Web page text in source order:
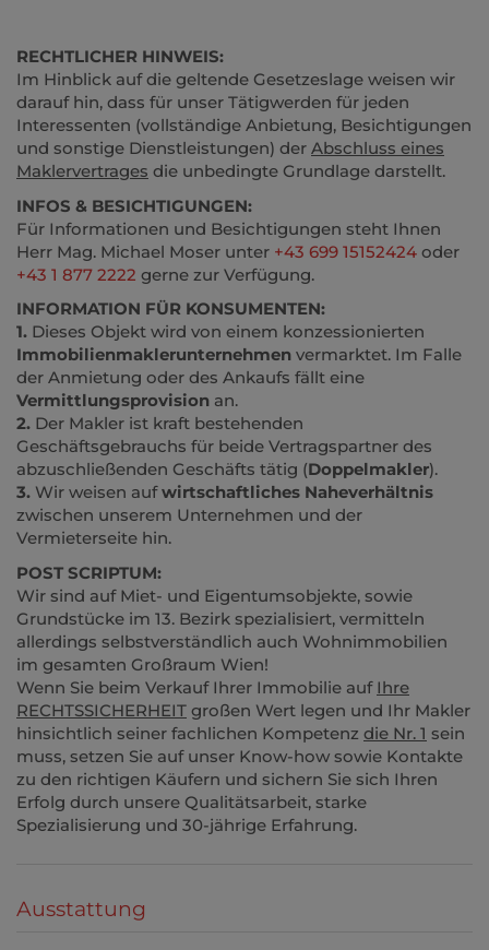
RECHTLICHER HINWEIS:
Im Hinblick auf die geltende Gesetzeslage weisen wir
darauf hin, dass für unser Tätigwerden für jeden
Interessenten (vollständige Anbietung, Besichtigungen
und sonstige Dienstleistungen) der Abschluss eines
Maklervertrages die unbedingte Grundlage darstellt.
INFOS & BESICHTIGUNGEN:
Für Informationen und Besichtigungen steht Ihnen
Herr Mag. Michael Moser unter +43 699 15152424 oder
+43 1 877 2222 gerne zur Verfügung.
INFORMATION FÜR KONSUMENTEN:
1. Dieses Objekt wird von einem konzessionierten
Immobilienmaklerunternehmen vermarktet. Im Falle
der Anmietung oder des Ankaufs fällt eine
Vermittlungsprovision an.
2. Der Makler ist kraft bestehenden
Geschäftsgebrauchs für beide Vertragspartner des
abzuschließenden Geschäfts tätig (Doppelmakler).
3. Wir weisen aufwirtschaftliches Naheverhältnis
zwischen unserem Unternehmen und der
Vermieterseite hin.
POST SCRIPTUM:
Wir sind auf Miet- und Eigentumsobjekte, sowie
Grundstücke im 13. Bezirk spezialisiert, vermitteln
allerdings selbstverständlich auch Wohnimmobilien
im gesamten Großraum Wien!
Wenn Sie beim Verkauf Ihrer Immobilie auf Ihre
RECHTSSICHERHEIT großen Wert legen und Ihr Makler
hinsichtlich seiner fachlichen Kompetenz die Nr. 1 sein
muss, setzen Sie auf unser Know-how sowie Kontakte
zu den richtigen Käufern und sichern Sie sich Ihren
Erfolg durch unsere Qualitätsarbeit, starke
Spezialisierung und 30-jährige Erfahrung.
Ausstattung